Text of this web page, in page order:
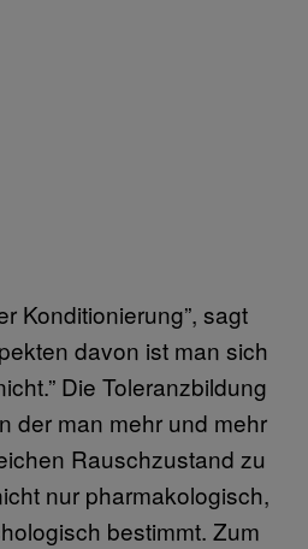
Konditionierung”, sagt
davon ist man sich
Die Toleranzbildung
der man mehr und mehr
Rauschzustand zu
nur pharmakologisch,
bestimmt. Zum